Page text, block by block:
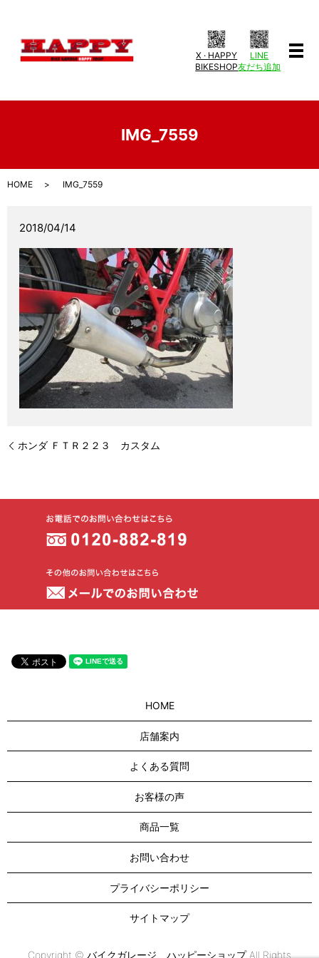
X · HAPPY
BIKESHOP
LINE
友だち追加
メ
IMG_7559
HOME IMG_7559
2018/04/14
ホンダ ＦＴＲ２２３ カスタム
HOME
店舗案内
よくある質問
お客様の声
商品一覧
お問い合わせ
プライバシーポリシー
サイトマップ
Copyright © バイクガレージ ハッピーショップ All Rights